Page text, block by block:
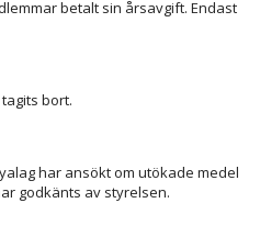
betalt sin årsavgift. Endast
bort.
har ansökt om utökade medel
godkänts av styrelsen.